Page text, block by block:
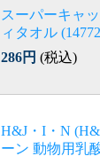
スーパーキャ
ィタオル
286円 (税込)
H&J・I・N
ーン 動物用乳